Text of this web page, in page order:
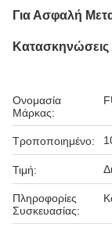
Για Ασφαλή
Κατασκηνώσεις
Ονομασία
Μάρκας:
Τροποποιημένο:
Τιμή:
Πληροφορίες
Συσκευασίας: